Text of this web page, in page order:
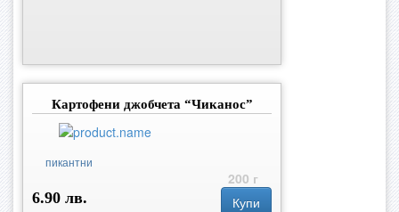
Картофени джобчета “Чиканос”
пикантни
200 г
6.90 лв.
Купи